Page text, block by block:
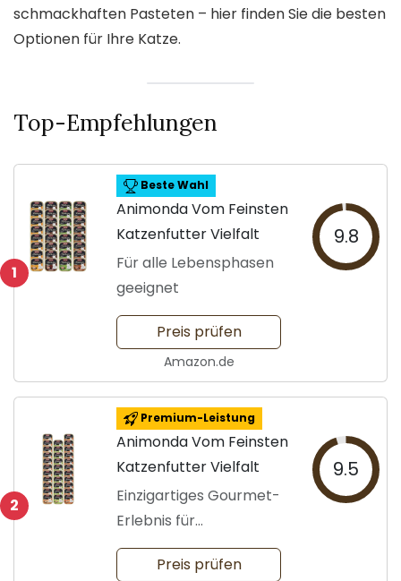
schmackhaften Pasteten – hier finden Sie die besten
Optionen für Ihre Katze.
Top-Empfehlungen
1
Beste Wahl
Animonda Vom Feinsten
Katzenfutter Vielfalt
Für alle Lebensphasen
geeignet
9.8
Preis prüfen
Amazon.de
2
Premium-Leistung
Animonda Vom Feinsten
Katzenfutter Vielfalt
Einzigartiges Gourmet-
Erlebnis für
Katzenliebhaber
9.5
Preis prüfen